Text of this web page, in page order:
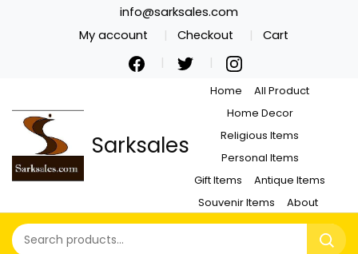
info@sarksales.com
My account
Checkout Cart
Sarksales
Home
All Product
Home Decor
Religious Items
Personal Items
Gift Items
Antique Items
Souvenir Items
About